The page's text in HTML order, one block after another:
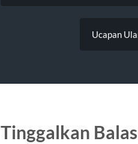
Ucapan
Tinggalkan